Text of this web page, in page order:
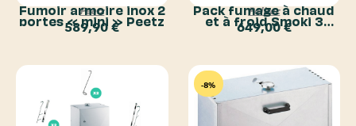
Peetz
Fumoir armoire inox 2
portes « mini » Peetz
589,90€
Politec
Pack fumage à chaud
et à froid Smoki 3
Politec
649,00€
-8%